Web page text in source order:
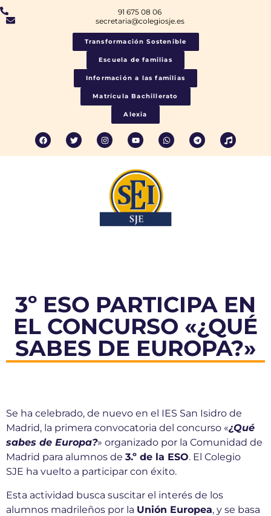
91 675 08 06
secretaria@colegiosje.es
Transformación Sostenible
Escuela de familias
Información a las familias
Matrícula Bachillerato
Alexia
3º ESO PARTICIPA EN
EL CONCURSO «¿QUÉ
SABES DE EUROPA?»
Se ha celebrado, de nuevo en el IES San Isidro de
Madrid, la primera convocatoria del concurso «¿Qué
sabes de Europa?» organizado por la Comunidad de
Madrid para alumnos de 3.º de la ESO. El Colegio
SJE ha vuelto a participar con éxito.
Esta actividad busca suscitar el interés de los
alumnos madrileños por la Unión Europea, y se basa